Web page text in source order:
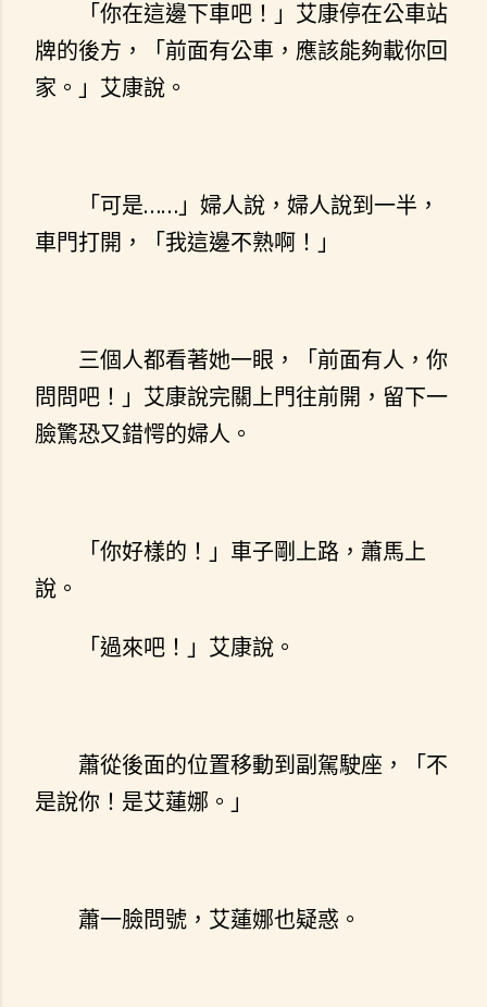
「你在這邊下車吧！」艾康停在公車站
牌的後方，「前面有公車，應該能夠載你回
家。」艾康說。
「可是……」婦人說，婦人說到一半，
車門打開，「我這邊不熟啊！」
三個人都看著她一眼，「前面有人，你
問問吧！」艾康說完關上門往前開，留下一
臉驚恐又錯愕的婦人。
「你好樣的！」車子剛上路，蕭馬上
說。
「過來吧！」艾康說。
蕭從後面的位置移動到副駕駛座，「不
是說你！是艾蓮娜。」
蕭一臉問號，艾蓮娜也疑惑。